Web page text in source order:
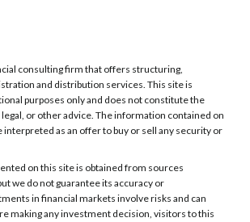
consulting firm that offers structuring,
and distribution services. This site is
purposes only and does not constitute the
or other advice. The information contained on
interpreted as an offer to buy or sell any security or
on this site is obtained from sources
we do not guarantee its accuracy or
in financial markets involve risks and can
making any investment decision, visitors to this